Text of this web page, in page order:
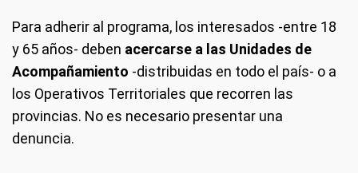
Para adherir al programa, los interesados -entre 18
y 65 años- deben acercarse a las Unidades de
Acompañamiento -distribuidas en todo el país- o a
los Operativos Territoriales que recorren las
provincias. No es necesario presentar una
denuncia.